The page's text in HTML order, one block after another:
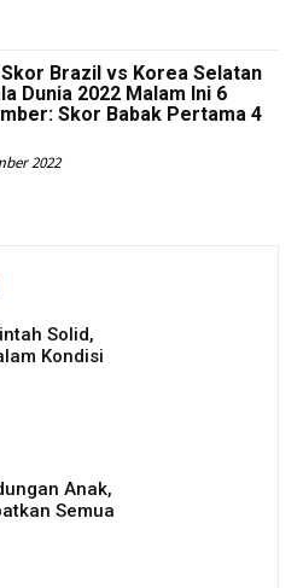
Brazil vs Korea Selatan
Dunia 2022 Malam Ini 6
Skor Babak Pertama 4
2022
Solid,
Kondisi
Anak,
Semua